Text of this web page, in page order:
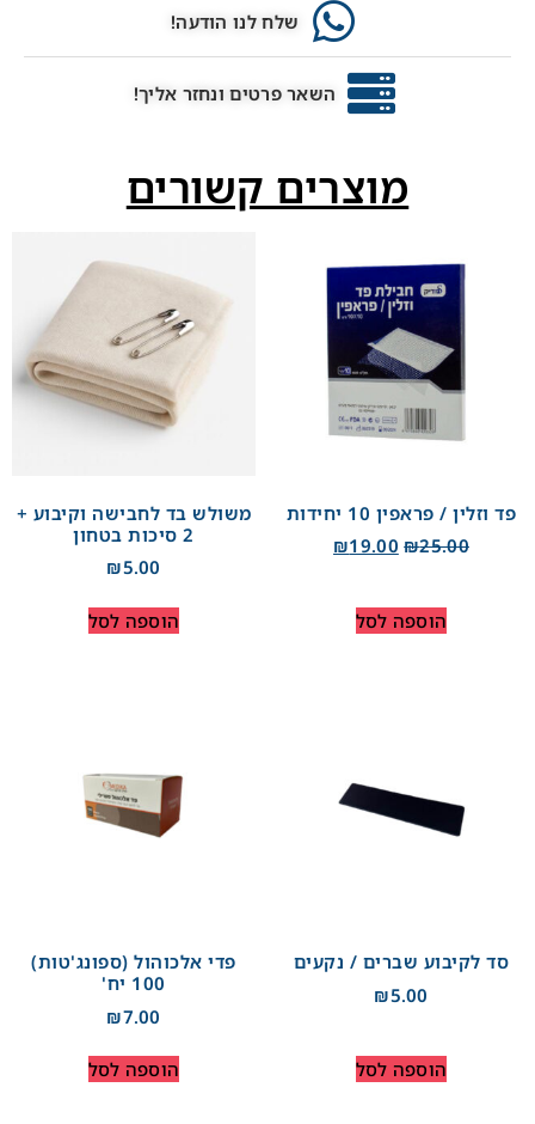
שלח לנו הודעה!
השאר פרטים ונחזר אליך!
מוצרים קשורים
פד וזלין / פראפין 10 יחידות
₪25.00
₪19.00
הוספה לסל
משולש בד לחבישה וקיבוע +
2 סיכות בטחון
₪5.00
הוספה לסל
סד לקיבוע שברים / נקעים
₪5.00
הוספה לסל
פדי אלכוהול (ספונג'טות)
100 יח'
₪7.00
הוספה לסל